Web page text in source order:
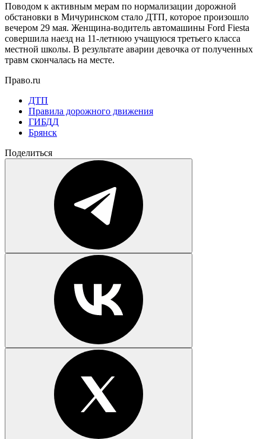
Поводом к активным мерам по нормализации дорожной
обстановки в Мичуринском стало ДТП, которое произошло
вечером 29 мая. Женщина-водитель автомашины Ford Fiesta
совершила наезд на 11-летнюю учащуюся третьего класса
местной школы. В результате аварии девочка от полученных
травм скончалась на месте.
Право.ru
ДТП
Правила дорожного движения
ГИБДД
Брянск
Поделиться